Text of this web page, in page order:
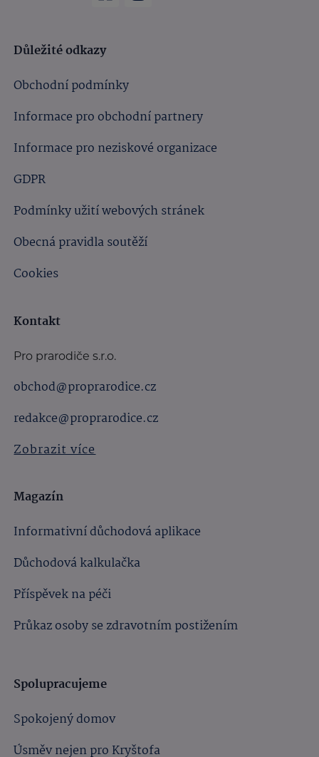
Důležité odkazy
Obchodní podmínky
Informace pro obchodní partnery
Informace pro neziskové organizace
GDPR
Podmínky užití webových stránek
Obecná pravidla soutěží
Cookies
Kontakt
Pro prarodiče s.r.o.
obchod@proprarodice.cz
redakce@proprarodice.cz
Zobrazit více
Magazín
Informativní důchodová aplikace
Důchodová kalkulačka
Příspěvek na péči
Průkaz osoby se zdravotním postižením
Spolupracujeme
Spokojený domov
Úsměv nejen pro Kryštofa